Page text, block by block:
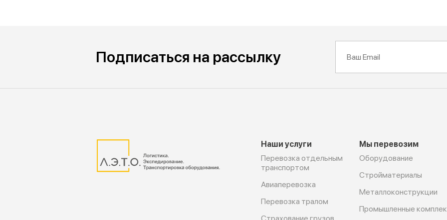
Подписаться на рассылку
Наши услуги
Перевозка отдельным
транспортом
Авиаперевозка
Перевозка тралом
Мы перевозим
Оборудование
Cтройматериалы
Металлоконструкции
Промышленные